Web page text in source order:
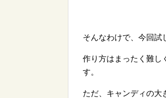
そんなわけで、今回試
作り方はまったく難し
す。
ただ、キャンディの大